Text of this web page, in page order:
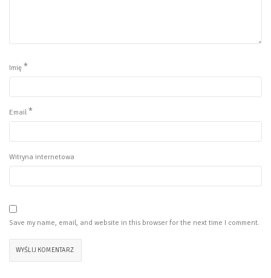
Imię *
Email *
Witryna internetowa
Save my name, email, and website in this browser for the next time I comment.